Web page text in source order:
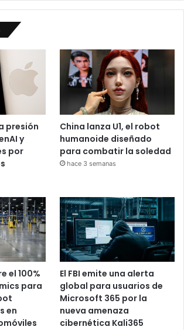
presión
y
por
China lanza U1, el robot
humanoide diseñado
para combatir la soledad
hace 3 semanas
el 100%
para
en
El FBI emite una alerta
global para usuarios de
Microsoft 365 por la
nueva amenaza
cibernética Kali365